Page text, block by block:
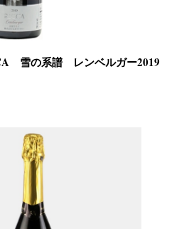
雪の系譜 レンベルガー2019